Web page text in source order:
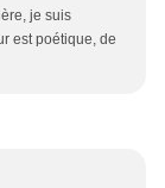
je suis
est poétique, de